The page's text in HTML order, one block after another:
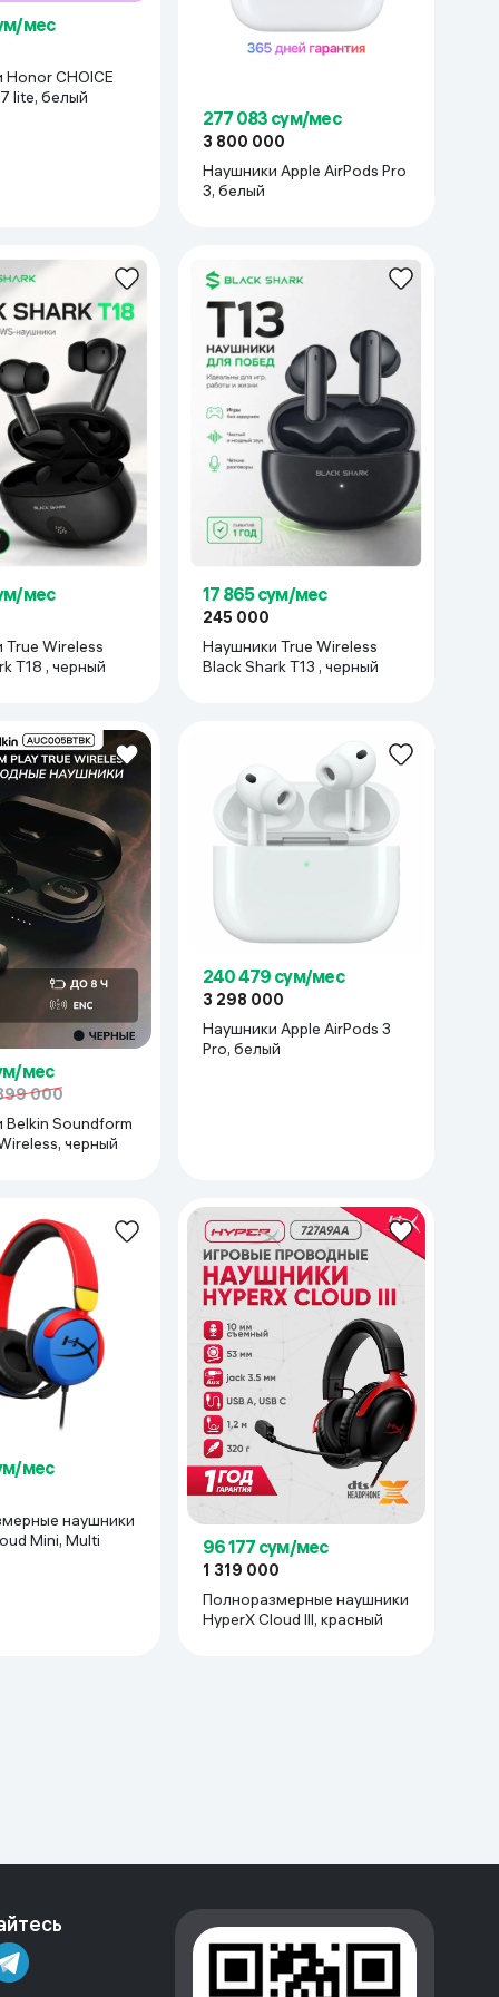
мес
CHOICE
lite, белый
277 083 сум/мес
3 800 000
Наушники Apple AirPods Pro
3, белый
мес
Wireless
Black Shark T18 , черный
17 865 сум/мес
245 000
Наушники True Wireless
Black Shark T13 , черный
мес
000
Soundform
черный
240 479 сум/мес
3 298 000
Наушники Apple AirPods 3
Pro, белый
мес
наушники
Mini, Multi
96 177 сум/мес
1 319 000
Полноразмерные наушники
HyperX Cloud III, красный